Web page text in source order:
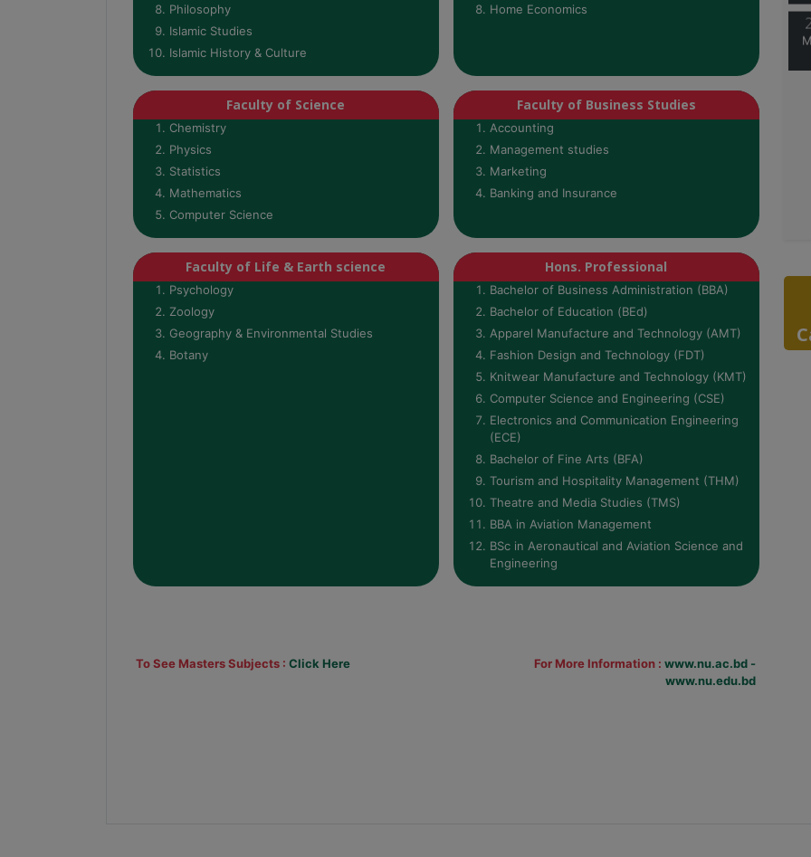
Philosophy
Islamic Studies
Islamic History & Culture
Home Economics
Faculty of Science
Chemistry
Physics
Statistics
Mathematics
Computer Science
Faculty of Business Studies
Accounting
Management studies
Marketing
Banking and Insurance
Faculty of Life & Earth science
Psychology
Zoology
Geography & Environmental Studies
Botany
Hons. Professional
Bachelor of Business Administration (BBA)
Bachelor of Education (BEd)
Apparel Manufacture and Technology (AMT)
Fashion Design and Technology (FDT)
Knitwear Manufacture and Technology (KMT)
Computer Science and Engineering (CSE)
Electronics and Communication Engineering
(ECE)
Bachelor of Fine Arts (BFA)
Tourism and Hospitality Management (THM)
Theatre and Media Studies (TMS)
BBA in Aviation Management
BSc in Aeronautical and Aviation Science and
Engineering
To See Masters Subjects : Click Here For More Information :www.nu.ac.bd -
www.nu.edu.bd